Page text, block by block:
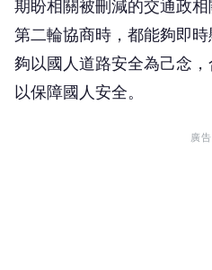
期盼相關被刪減的交通政
第二輪協商時，都能夠即
夠以國人道路安全為己念
以保障國人安全。
廣告